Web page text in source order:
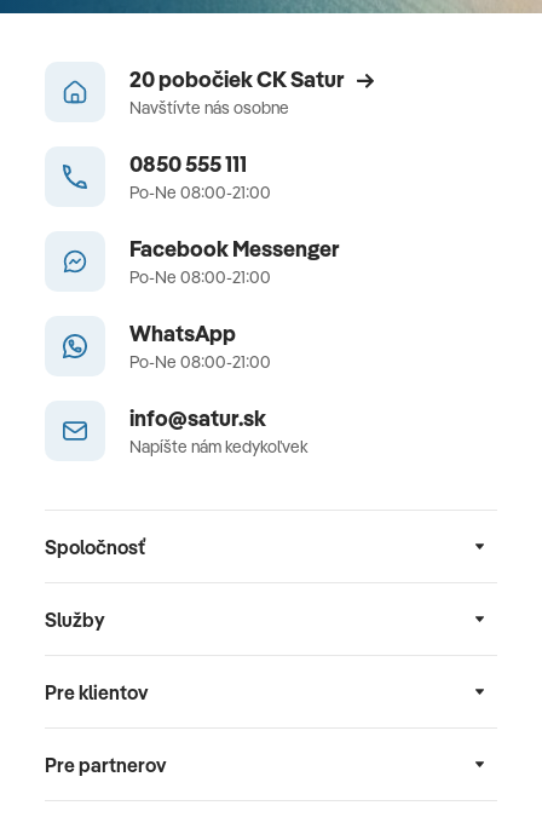
20 pobočiek CK Satur
Navštívte nás osobne
0850 555 111
Po-Ne 08:00-21:00
Facebook Messenger
Po-Ne 08:00-21:00
WhatsApp
Po-Ne 08:00-21:00
info@satur.sk
Napíšte nám kedykoľvek
Spoločnosť
Služby
Pre klientov
Pre partnerov